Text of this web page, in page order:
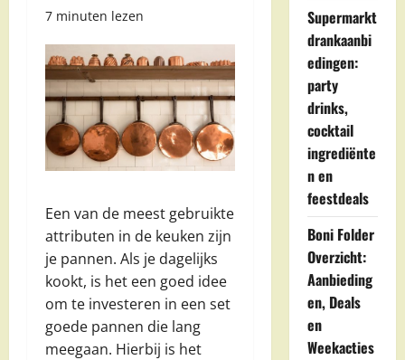
7 minuten lezen
Een van de meest gebruikte
attributen in de keuken zijn
je pannen. Als je dagelijks
kookt, is het een goed idee
om te investeren in een set
goede pannen die lang
meegaan. Hierbij is het
Supermarkt
drankaanbi
edingen:
party
drinks,
cocktail
ingrediënte
n en
feestdeals
Boni Folder
Overzicht:
Aanbieding
en, Deals
en
Weekacties